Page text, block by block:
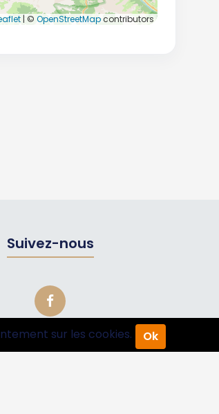
| © OpenStreetMapcontributors
Suivez-nous
sur les cookies. Ok